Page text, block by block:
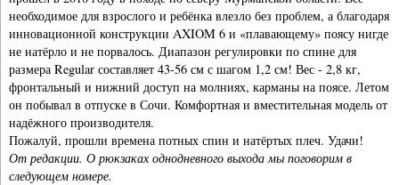
необходимое для взрослого и ребёнка влезло без проблем, а благодаря
инновационной конструкции AXIOM 6 и «плавающему» поясу нигде
не натёрло и не порвалось. Диапазон регулировки по спине для
размера Regular составляет 43-56 см с шагом 1,2 см! Вес - 2,8 кг,
фронтальный и нижний доступ на молниях, карманы на поясе. Летом
он побывал в отпуске в Сочи. Комфортная и вместительная модель от
надёжного производителя.
Пожалуй, прошли времена потных спин и натёртых плеч. Удачи!
От редакции. О рюкзаках однодневного выхода мы поговорим в
следующем номере.